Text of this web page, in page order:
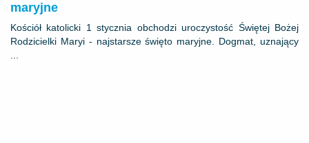
maryjne
Kościół katolicki 1 stycznia obchodzi uroczystość Świętej Bożej
Rodzicielki Maryi - najstarsze święto maryjne. Dogmat, uznający